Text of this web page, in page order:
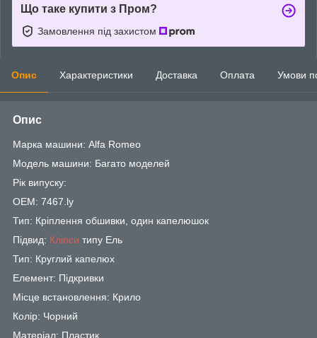
Що таке купити з Пром?
Замовлення під захистом
Опис Характеристики Доставка Оплата Умови
Опис
Марка машини: Alfa Romeo
Модель машини: Багато моделей
Рік випуску:
OEM: 7467.ly
Тип: Кріплення обшивки, один капелюшок
Підвид: Кліпси типу Ель
Тип: Круглий капелюх
Елемент: Підкривки
Місце встановлення: Крило
Колір: Чорний
Матеріал: Пластик